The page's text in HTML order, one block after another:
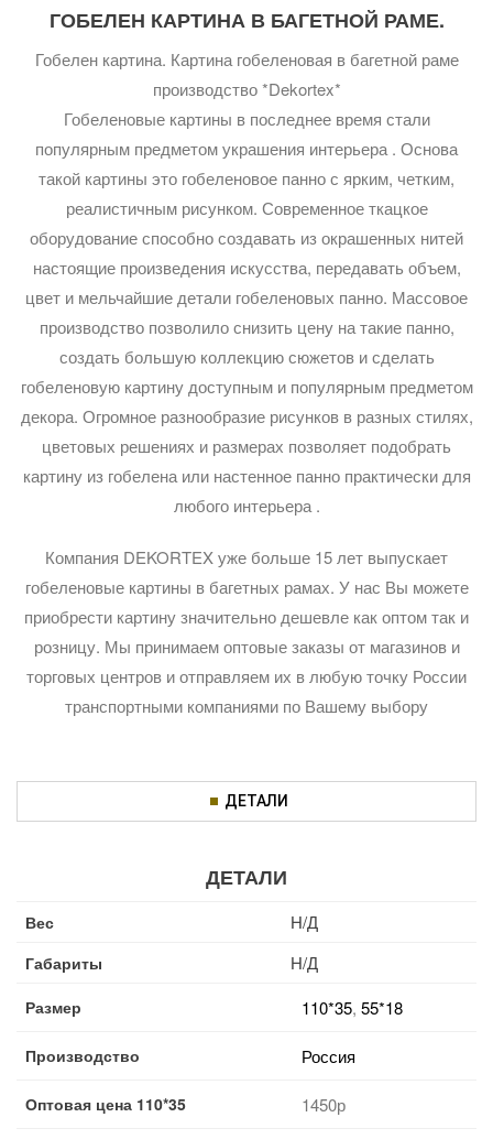
ГОБЕЛЕН КАРТИНА В БАГЕТНОЙ РАМЕ.
Гобелен картина. Картина гобеленовая в багетной раме
производство *Dekortex*
Гобеленовые картины в последнее время стали
популярным предметом украшения интерьера . Основа
такой картины это гобеленовое панно с ярким, четким,
реалистичным рисунком. Современное ткацкое
оборудование способно создавать из окрашенных нитей
настоящие произведения искусства, передавать объем,
цвет и мельчайшие детали гобеленовых панно. Массовое
производство позволило снизить цену на такие панно,
создать большую коллекцию сюжетов и сделать
гобеленовую картину доступным и популярным предметом
декора. Огромное разнообразие рисунков в разных стилях,
цветовых решениях и размерах позволяет подобрать
картину из гобелена или настенное панно практически для
любого интерьера .
Компания DEKORTEX уже больше 15 лет выпускает
гобеленовые картины в багетных рамах. У нас Вы можете
приобрести картину значительно дешевле как оптом так и
розницу. Мы принимаем оптовые заказы от магазинов и
торговых центров и отправляем их в любую точку России
транспортными компаниями по Вашему выбору
ДЕТАЛИ
ДЕТАЛИ
Вес Н/Д
Габариты Н/Д
Размер 110*35, 55*18
Производство Россия
Оптовая цена 110*35 1450р